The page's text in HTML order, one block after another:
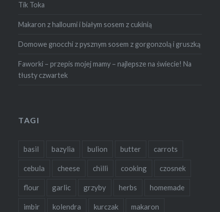
Tik Toka
Makaron z halloumi i białym sosem z cukinią
Domowe gnocchi z pysznym sosem z gorgonzolą i gruszką
Faworki – przepis mojej mamy – najlepsze na świecie! Na
tłusty czwartek
TAGI
basil bazylia bulion butter carrots
cebula cheese chilli cooking czosnek
flour garlic grzyby herbs homemade
imbir kolendra kurczak makaron